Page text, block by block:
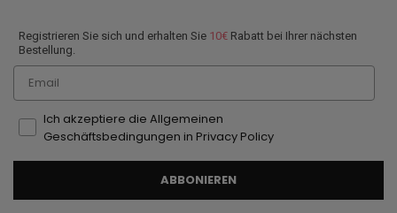
Registrieren Sie sich und erhalten Sie 10€ Rabatt bei Ihrer nächsten
Bestellung.
Email
Ich akzeptiere die Allgemeinen
Geschäftsbedingungen in Privacy Policy
ABBONIEREN